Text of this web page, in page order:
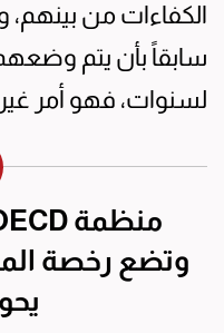
الكفاءات من
سابقاً بأن يتم
لسنوات، فهو أمر
وتضع رخصة